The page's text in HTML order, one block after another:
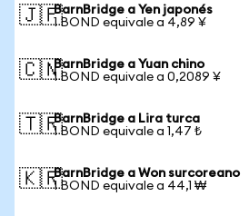
🇯🇵BarnBridge a Yen japonés
1 BOND equivale a 4,89 ¥
🇨🇳BarnBridge a Yuan chino
1 BOND equivale a 0,2089 ¥
🇹🇷BarnBridge a Lira turca
1 BOND equivale a 1,47 ₺
🇰🇷BarnBridge a Won surcoreano
1 BOND equivale a 44,1 ₩